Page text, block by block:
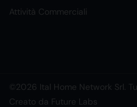
Attività Commerciali
©2026 Ital Home Network Srl.
Creato da Future Labs